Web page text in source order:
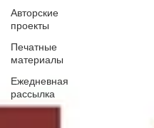
Авторские
проекты
Печатные
материалы
Ежедневная
рассылка